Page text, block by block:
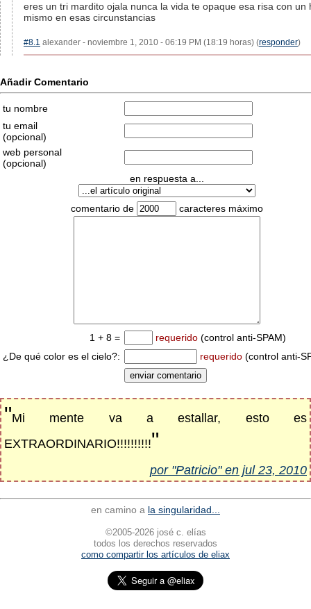
eres un tri mardito ojala nunca la vida te opaque esa risa con
mismo en esas circunstancias
#8.1 alexander - noviembre 1, 2010 - 06:19 PM (18:19 horas) (responder)
Añadir Comentario
tu nombre
tu email
(opcional)
web personal
(opcional)
en respuesta a...
comentario de caracteres máximo
1 + 8 = requerido (control anti-SPAM)
¿De qué color es el cielo?:
requerido (control anti-
"Mi mente va a estallar, esto es
EXTRAORDINARIO!!!!!!!!!!"
por "Patricio" en jul 23, 2010
en camino a la singularidad...
©2005-2026 josé c. elías
todos los derechos reservados
como compartir los artículos de eliax